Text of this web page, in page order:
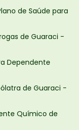
de Saúde para
de Guaraci -
Dependente
de Guaraci -
Químico de